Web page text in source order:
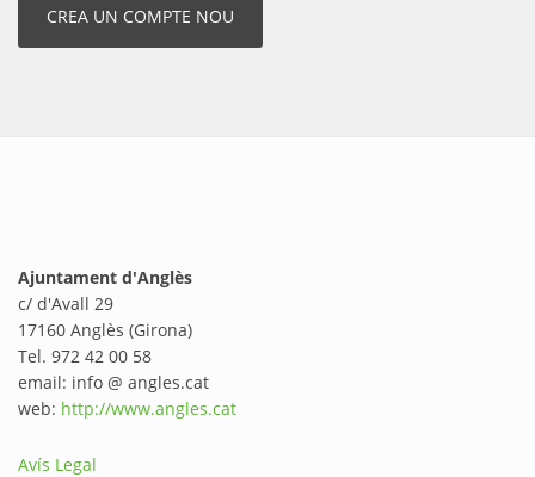
Ajuntament d'Anglès
c/ d'Avall 29
17160 Anglès (Girona)
Tel. 972 42 00 58
email: info @ angles.cat
web: http://www.angles.cat
Avís Legal